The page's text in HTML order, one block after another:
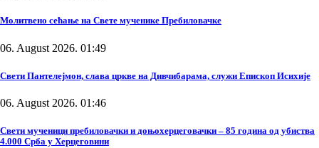
Молитвено сећање на Свете мученике Пребиловачке
06. August 2026. 01:49
Свети Пантелејмон, слава цркве на Дивчибарама, служи Епископ Исихије
06. August 2026. 01:46
Свети мученици пребиловачки и доњохерцеговачки – 85 година од убиства
4.000 Срба у Херцеговини